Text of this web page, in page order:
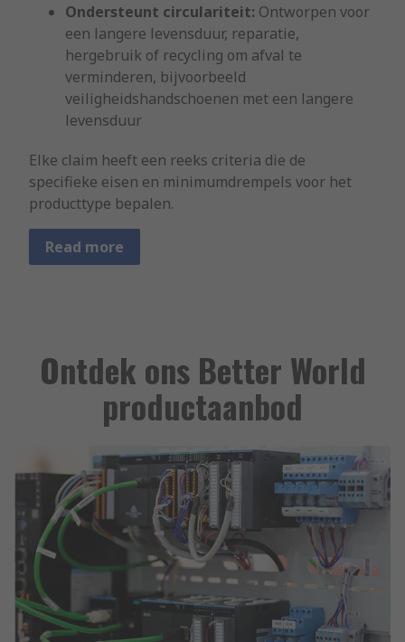
Ondersteunt circulariteit: Ontworpen voor
een langere levensduur, reparatie,
hergebruik of recycling om afval te
verminderen, bijvoorbeeld
veiligheidshandschoenen met een langere
levensduur
Elke claim heeft een reeks criteria die de
specifieke eisen en minimumdrempels voor het
producttype bepalen.
Read more
Ontdek ons Better World
productaanbod